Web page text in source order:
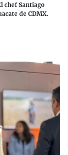
chef Santiago
de CDMX.